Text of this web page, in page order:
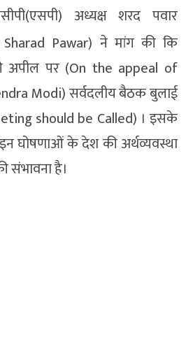
अध्यक्ष शरद पवार
Sharad Pawar) ने मांग की कि
की अपील पर (On the appeal of
Modi) सर्वदलीय बैठक बुलाई
should be Called) । इसके
घोषणाओं के देश की अर्थव्यवस्था
संभावना है।